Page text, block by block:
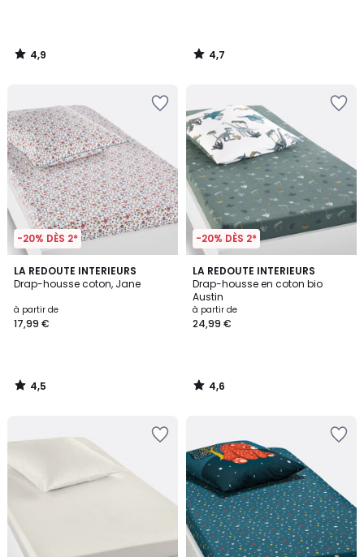
4,9
/
4,7
/
-20% DÈS 2*
LA REDOUTE INTERIEURS
Drap-housse coton, Jane
à partir de
17,99 €
4,5
/ 5
4,5
/
-20% DÈS 2*
LA REDOUTE INTERIEURS
Drap-housse en coton bio
Austin
à partir de
24,99 €
4,6
/ 5
4,6
/